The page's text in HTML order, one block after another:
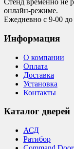
Стенд временно не
онлайн-режиме.
Ежедневно с 9-00 до
Информация
О компании
Оплата
Доставка
Установка
Контакты
Каталог дверей
АСД
Ратибор